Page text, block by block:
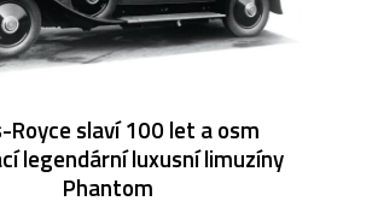
Royce slaví 100 let a osm
legendární luxusní limuzíny
Phantom